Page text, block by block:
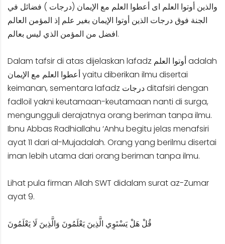
والذين أوتوا العلم اى أعطوا العلم مع الإيمان (درجات ) فضائل في
الجنة فوق درجات الذين أوتوا الإيمان بغير علم إذ المؤمن العالم
افضل من المؤمن الذي ليس بعالم.
Dalam tafsir di atas dijelaskan lafadz أوتوا العلم adalah
أعطوا العلم مع الإيمان yaitu diberikan ilmu disertai
keimanan, sementara lafadz درجات ditafsiri dengan
fadloil yakni keutamaan-keutamaan nanti di surga,
mengungguli derajatnya orang beriman tanpa ilmu.
Ibnu Abbas Radhiallahu ‘Anhu begitu jelas menafsiri
ayat 11 dari al-Mujadalah. Orang yang berilmu disertai
iman lebih utama dari orang beriman tanpa ilmu.
Lihat pula firman Allah SWT didalam surat az-Zumar
ayat 9.
قُلْ هَلْ يَسْتَوِي الَّذِينَ يَعْلَمُونَ وَالَّذِينَ لَا يَعْلَمُونَ